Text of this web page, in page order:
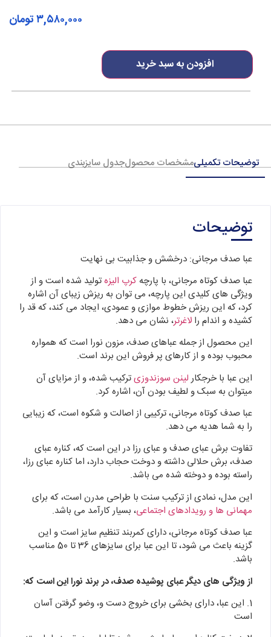
افزودن به سبد خرید
۳,۵۸۰,۰۰۰تومان
توضیحات تکمیلیمشخصات محصولجدول سایزبندی
توضیحات
عبا صدف مرجانی: درخشش و جذابیت بی‌ نهایت
عبا صدف کوتاه مرجانی، با پارچه کرپ الیزهتولید شده است و از
ویژگی های کلیدی این پارچه، می توان به ریزش زیبای آن اشاره
کرد، که این ریزش خطوط موازی و عمودی، ایجاد می کند، که قد را
کشیده و اندام را لاغرتر، نشان می دهد.
این محصول از جمله عباهای صدف، مزون نورا است که همواره
محبوب بوده و از کارهای پر فروش این برند است.
این عبا با خرجکار لینن سوزندوزیترکیب شده، و از مزایای آن
میتوان به سبک و لطیف بودن آن، اشاره کرد.
عبا صدف کوتاه مرجانی، ترکیبی از اصالت و شکوه است، که زیبایی
را به شما هدیه می دهد.
تفاوت برش عبای صدف و عبای رزا در این است که، کناره عبای
صدف، برش حلالی داشته و دوخت حجاب دارد، اما کناره عبای رزا،
راسته بوده و دوخته شده می باشد.
این مدل، نمادی از ترکیب سنت با طراحی مدرن است، که برای
مهمانی ها و رویدادهای اجتماعی، بسیار کارآمد می باشد.
عبا صدف کوتاه مرجانی، دارای کمربند تنظیم سایز است و این
گزینه باعث می شود، تا این عبا برای سایزهای 36 تا 50 مناسب
باشد.
از ویژگی های دیگر عبای پوشیده صدف، در برند نورا این است که:
1. این عبا، دارای بخشی برای خروج دست و، وضو گرفتن آسان
است